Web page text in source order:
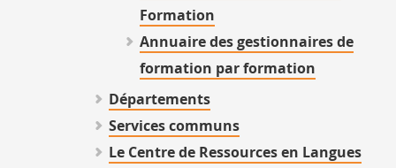
Formation
Annuaire des gestionnaires de
formation par formation
Départements
Services communs
Le Centre de Ressources en Langues